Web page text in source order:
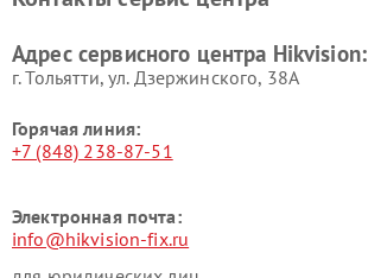
Адрес сервисного центра Hikvision:
г. Тольятти, ул. Дзержинского, 38А
Горячая линия:
+7 (848) 238-87-51
Электронная почта:
info@hikvision-fix.ru